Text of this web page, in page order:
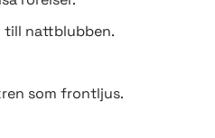
till nattblubben.
som frontljus.